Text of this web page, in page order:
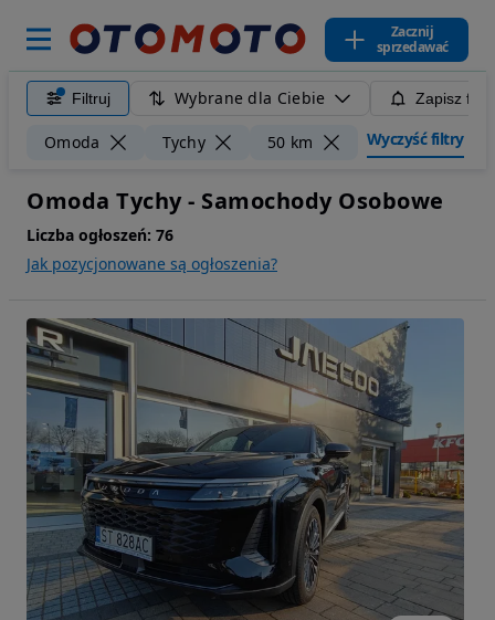
Zacznij
sprzedawać
Filtruj Wybrane dla Ciebie Zapisz
Omoda Tychy 50 km Wyczyść filtry
Omoda Tychy - Samochody Osobowe
Liczba ogłoszeń: 76
Jak pozycjonowane są ogłoszenia?